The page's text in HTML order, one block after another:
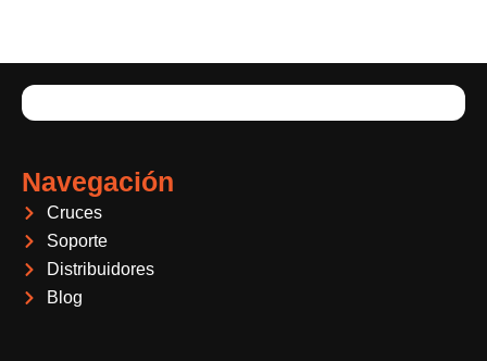
Navegación
Cruces
Soporte
Distribuidores
Blog